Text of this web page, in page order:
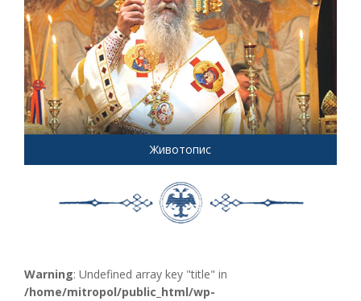
Животопис
Warning: Undefined array key "title" in
/home/mitropol/public_html/wp-